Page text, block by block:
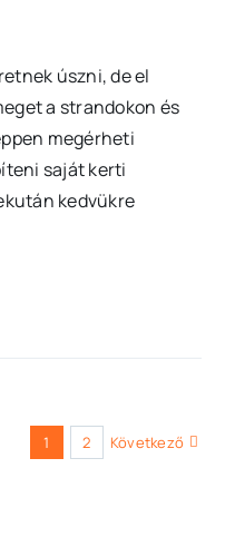
úszni, de el
a strandokon és
megérheti
saját kerti
kedvükre
1 2 Következő